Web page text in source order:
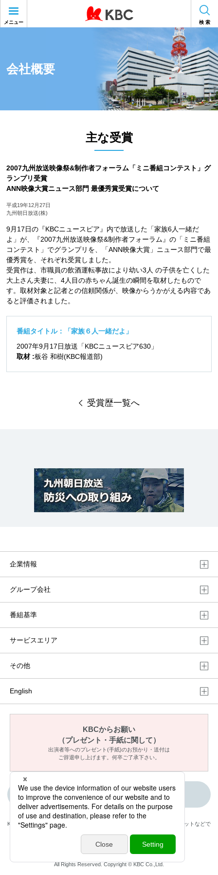
メニュー 検 索
会社概要
主な受賞
2007九州放送映像祭&制作者フォーラム「ミニ番組コンテスト」グ
ランプリ受賞
ANN映像大賞ニュース部門 最優秀賞受賞について
平成19年12月27日
九州朝日放送(株)
9月17日の『KBCニュースピア』内で放送した「家族6人一緒だ
よ」が、『2007九州放送映像祭&制作者フォーラム』の「ミニ番組
コンテスト」でグランプリを、「ANN映像大賞」ニュース部門で最
優秀賞を、それぞれ受賞しました。
受賞作は、市職員の飲酒運転事故により幼い3人 の子供を亡くした
大上さん夫妻に、4人目の赤ちゃん誕生の瞬間を取材したもので
す。取材対象と記者との信頼関係が、映像からうかがえる内容であ
ると評価されました。
番組タイトル：「家族６人一緒だよ」
2007年9月17日放送「KBCニュースピア630」
取材 :板谷 和樹(KBC報道部)
受賞歴一覧へ
企業情報
グループ会社
番組基準
サービスエリア
その他
English
KBCからお願い
（プレゼント・手紙に関して）
出演者等へのプレゼント(手紙)のお預かり・送付は
ご辞退申し上げます。何卒ご了承下さい。
ご意見・メッセージ
KBCが取材・撮影した情報・映像は国内外のテレビ・ラジオ・インターネットなどで
NexTone許諾番号:ID000005158
All Rights Reserved. Copyright © KBC Co.,Ltd.